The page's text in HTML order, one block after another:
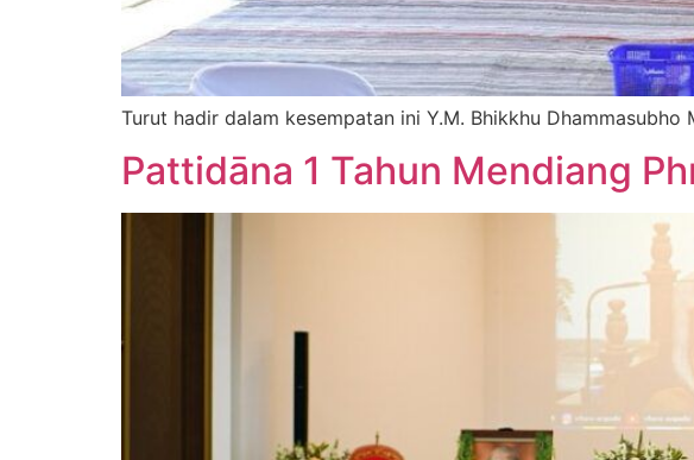
Turut hadir dalam kesempatan ini Y.M. Bhikkhu Dhammasubho
Pattidāna 1 Tahun Mendiang